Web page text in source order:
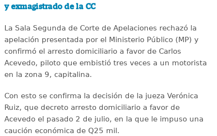
y exmagistrado de la CC
La Sala Segunda de Corte de Apelaciones rechazó la
apelación presentada por el Ministerio Público (MP) y
confirmó el arresto domiciliario a favor de Carlos
Acevedo, piloto que embistió tres veces a un motorista
en la zona 9, capitalina.
Con esto se confirma la decisión de la jueza Verónica
Ruiz, que decreto arresto domiciliario a favor de
Acevedo el pasado 2 de julio, en la que le impuso una
caución económica de Q25 mil.